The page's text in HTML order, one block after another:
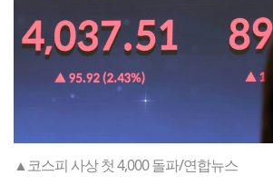
▲코스피 사상 첫 4,000 돌파/연합뉴스